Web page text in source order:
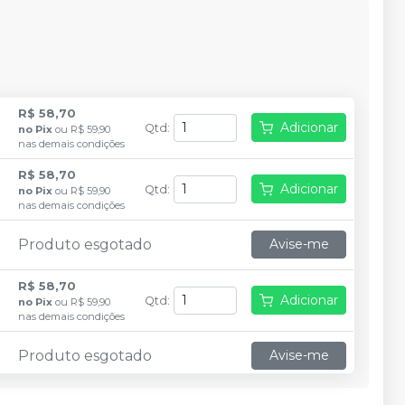
R$ 58,70
no Pix ou R$ 59,90
nas demais condições
Qtd : Adicionar
R$ 58,70
no Pix ou R$ 59,90
nas demais condições
Qtd : Adicionar
Produto esgotado Avise-me
R$ 58,70
no Pix ou R$ 59,90
nas demais condições
Qtd : Adicionar
Produto esgotado Avise-me